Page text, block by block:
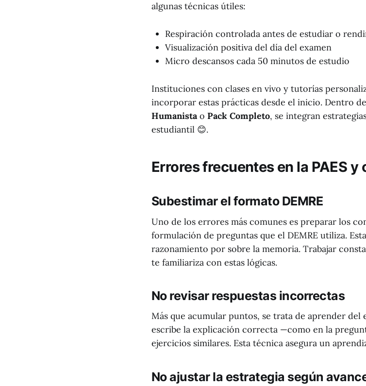
algunas técnicas útiles:
Respiración controlada antes de estudiar o
Visualización positiva del día del examen
Micro descansos cada 50 minutos de estudio
Instituciones con clases en vivo y tutorías
incorporar estas prácticas desde el inicio. Dentro
Humanistao Pack Completo, se integran
estudiantil 😊.
Errores frecuentes en la PAES
Subestimar el formato DEMRE
Uno de los errores más comunes es preparar los
formulación de preguntas que el DEMRE utiliza.
razonamiento por sobre la memoria. Trabajar
te familiariza con estas lógicas.
No revisar respuestas incorrectas
Más que acumular puntos, se trata de aprender del
escribe la explicación correcta —como en la
ejercicios similares. Esta técnica asegura un
No ajustar la estrategia según